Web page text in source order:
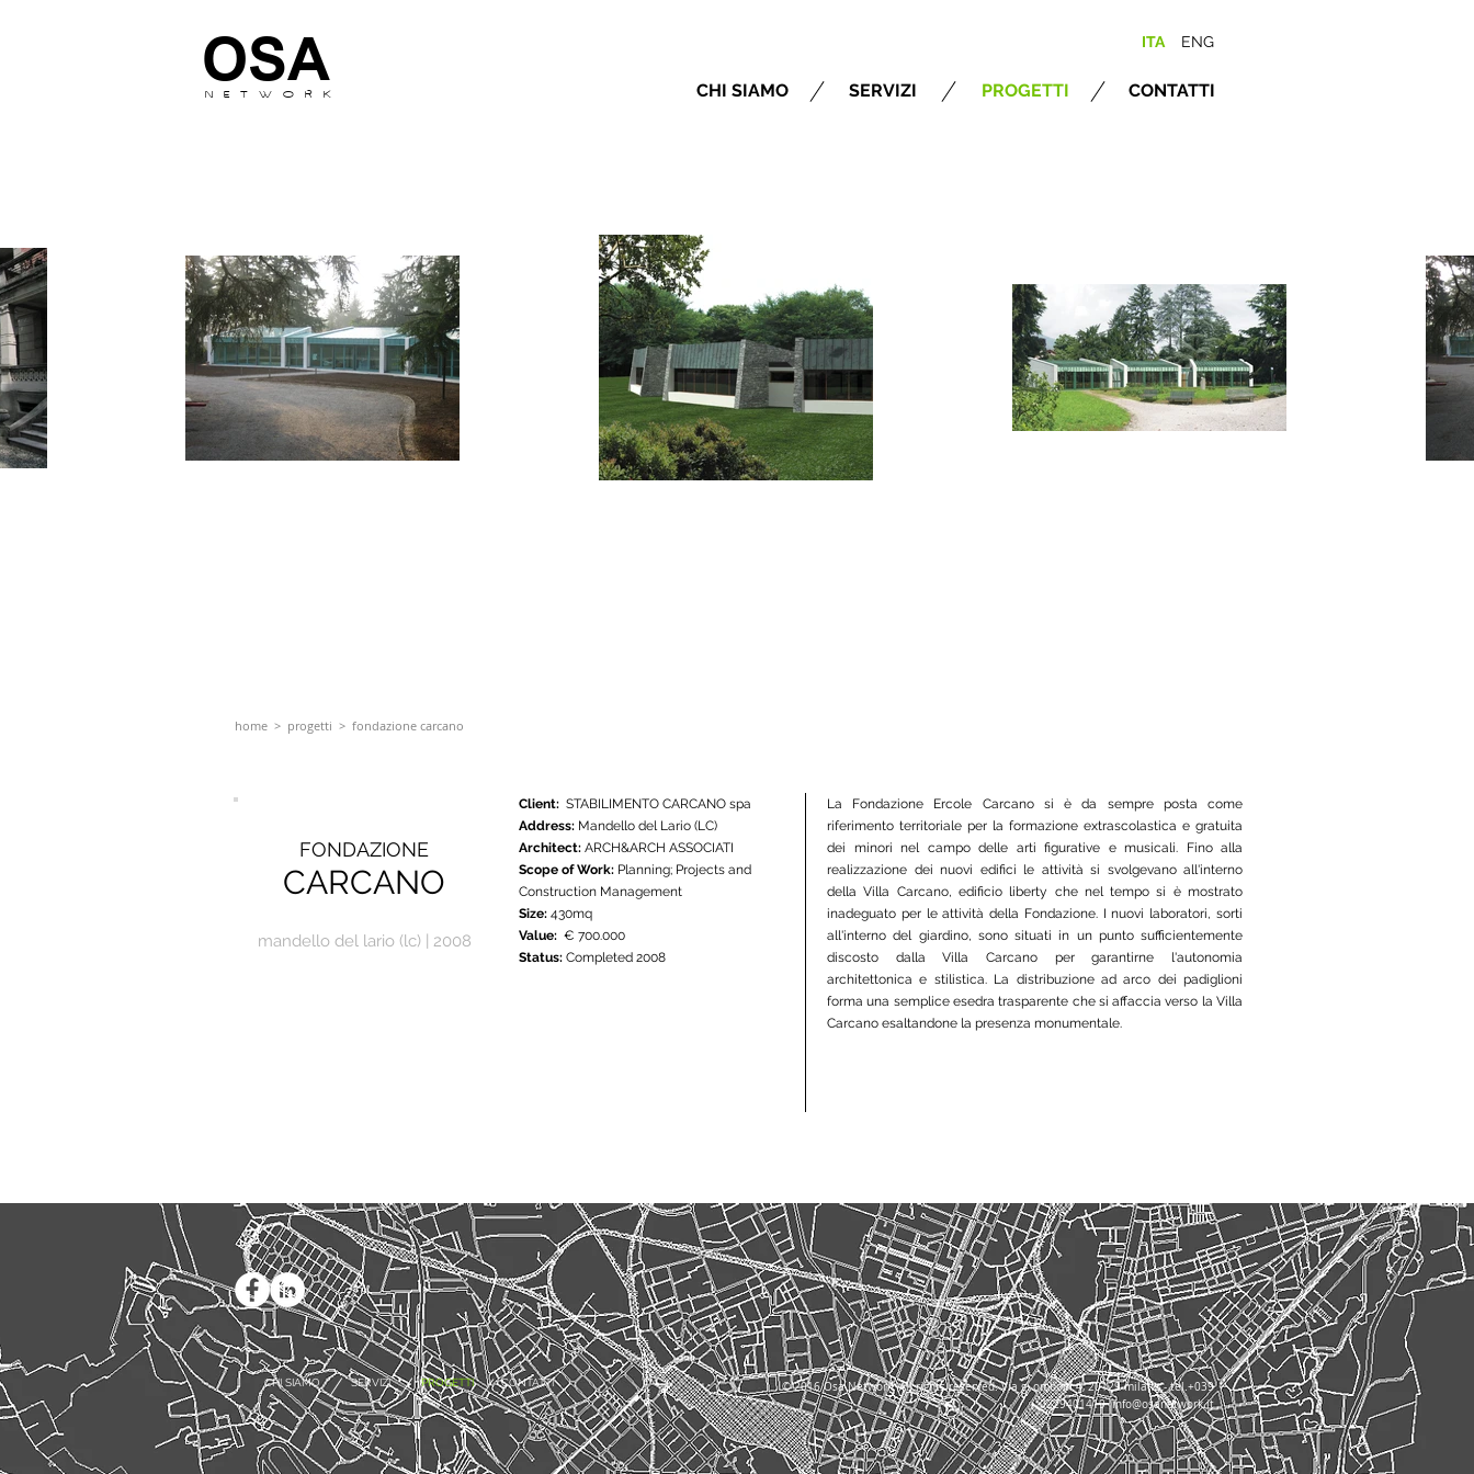
N E T W O R K
OSA ITA ENG
CHI SIAMO SERVIZI PROGETTI CONTATTI
home > progetti > fondazione carcano
Client: STABILIMENTO CARCANO spa
Address: Mandello del Lario (LC)
Architect: ARCH&ARCH ASSOCIATI
Scope of Work: Planning; Projects and
Construction Management
Size: 430mq
Value: € 700.000
Status: Completed 2008
FONDAZIONE
CARCANO
mandello del lario (lc) | 2008
La Fondazione Ercole Carcano si è da sempre posta come
riferimento territoriale per la formazione extrascolastica e gratuita
dei minori nel campo delle arti figurative e musicali. Fino alla
realizzazione dei nuovi edifici le attività si svolgevano all'interno
della Villa Carcano, edificio liberty che nel tempo si è mostrato
inadeguato per le attività della Fondazione. I nuovi laboratori, sorti
all'interno del giardino, sono situati in un punto sufficientemente
discosto dalla Villa Carcano per garantirne l'autonomia
architettonica e stilistica. La distribuzione ad arco dei padiglioni
forma una semplice esedra trasparente che si affaccia verso la Villa
Carcano esaltandone la presenza monumentale.
CHI SIAMO SERVIZI PROGETTI CONTATTI
© 2016 Osa Network. All rights reserved. Via g. omboni 4, 20129 milano - tel.+039
0229401419info@osanetwork.it